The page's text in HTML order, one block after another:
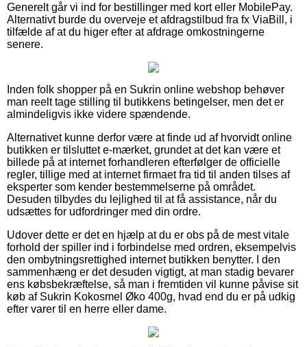
Generelt går vi ind for bestillinger med kort eller MobilePay.
Alternativt burde du overveje et afdragstilbud fra fx ViaBill, i
tilfælde af at du higer efter at afdrage omkostningerne
senere.
Inden folk shopper på en Sukrin online webshop behøver
man reelt tage stilling til butikkens betingelser, men det er
almindeligvis ikke videre spændende.
Alternativet kunne derfor være at finde ud af hvorvidt online
butikken er tilsluttet e-mærket, grundet at det kan være et
billede på at internet forhandleren efterfølger de officielle
regler, tillige med at internet firmaet fra tid til anden tilses af
eksperter som kender bestemmelserne på området.
Desuden tilbydes du lejlighed til at få assistance, når du
udsættes for udfordringer med din ordre.
Udover dette er det en hjælp at du er obs på de mest vitale
forhold der spiller ind i forbindelse med ordren, eksempelvis
den ombytningsrettighed internet butikken benytter. I den
sammenhæng er det desuden vigtigt, at man stadig bevarer
ens købsbekræftelse, så man i fremtiden vil kunne påvise sit
køb af Sukrin Kokosmel Øko 400g, hvad end du er på udkig
efter varer til en herre eller dame.